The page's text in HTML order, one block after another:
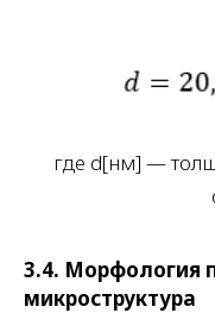
где d[нм] —
3.4. Морфология
микроструктура